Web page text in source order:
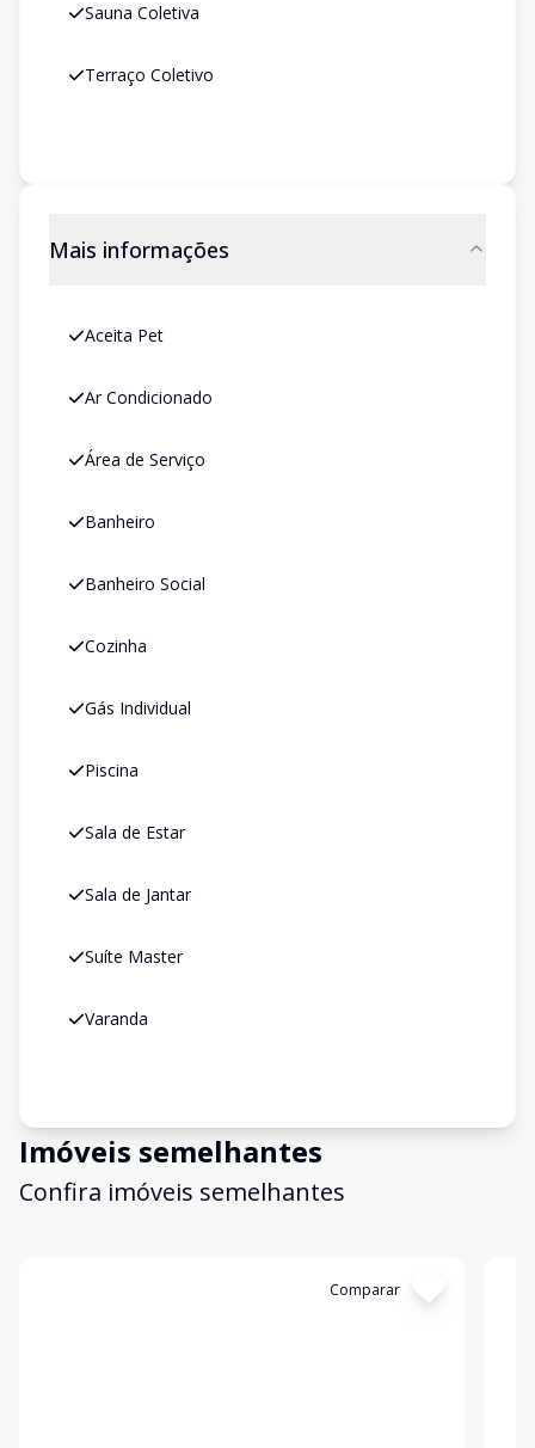
Sauna Coletiva
Terraço Coletivo
Mais informações
Aceita Pet
Ar Condicionado
Área de Serviço
Banheiro
Banheiro Social
Cozinha
Gás Individual
Piscina
Sala de Estar
Sala de Jantar
Suíte Master
Varanda
Imóveis semelhantes
Confira imóveis semelhantes
Comparar